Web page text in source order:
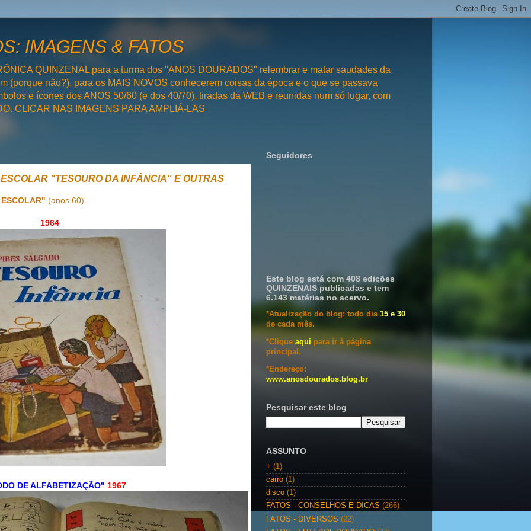
IMAGENS & FATOS
QUINZENAL para a turma dos "ANOS DOURADOS" relembrar e matar saudades da
(porque não?), para os MAIS NOVOS conhecerem coisas da época e o que se passava
e ícones dos ANOS 50/60 (e dos 40/70), tiradas da WEB e reunidas num só lugar, com
CLICAR NAS IMAGENS PARA AMPLIÁ-LAS
"TESOURO DA INFÂNCIA" E OUTRAS
(anos 60).
1964
DE ALFABETIZAÇÃO" 1967
Seguidores
Este blog está com 408 edições
QUINZENAIS publicadas e tem
6.143 matérias no acervo.
*Atualização do blog: todo dia 15 e 30
de cada mês.
*Clique aqui para ir à página
principal.
*Endereço:
www.anosdourados.blog.br
Pesquisar este blog
ASSUNTO
+ (1)
carro (1)
disco (1)
FATOS - CONSELHOS E DICAS (266)
FATOS - DIVERSOS (22)